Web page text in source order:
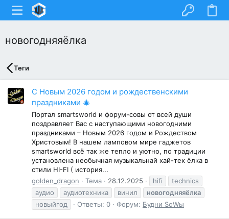
новогодняяёлка
Теги
С Новым 2026 годом и рождественскими
праздниками 🎄
Портал smartsworld и форум-совы от всей души
поздравляет Вас с наступающими новогодними
праздниками – Новым 2026 годом и Рождеством
Христовым! В нашем ламповом мире гаджетов
smartsworld всё так же тепло и уютно, по традиции
установлена необычная музыкальнай хай-тек ёлка в
стили HI-FI ( история...
golden_dragon
Тема 28.12.2025 hifi
technics
аудио
аудиотехника винил
новогодняяёлка
новыйгод
Ответы: 0 Форум: Будни SоWы